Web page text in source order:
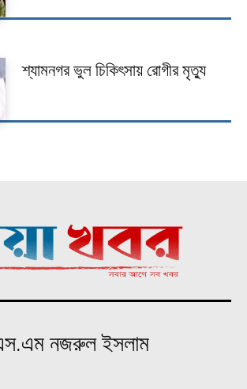
শ্যামনগর ভুল চিকিৎসায় রোগীর মৃত্যু
নজরুল ইসলাম